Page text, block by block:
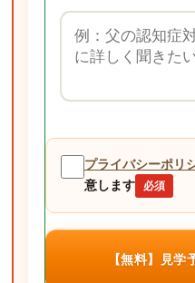
ご質問・ご要望
プライバシーポリ
意します
必須
【無料】見学